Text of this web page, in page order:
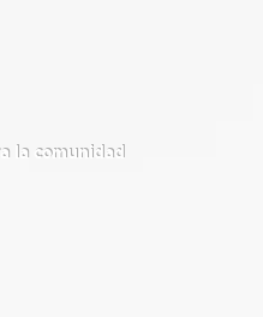
la comunidad